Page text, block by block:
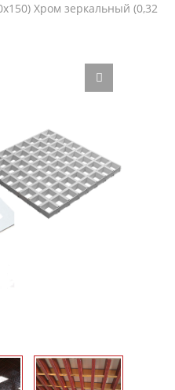
Хром зеркальный (0,32